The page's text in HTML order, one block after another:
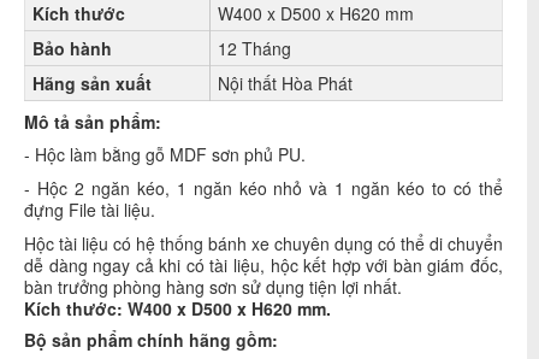
Kích thước
W400 x D500 x H620 mm
Bảo hành
12 Tháng
Hãng sản xuất
Nội thất Hòa Phát
Mô tả sản phẩm:
- Hộc làm bằng gỗ MDF sơn phủ PU.
- Hộc 2 ngăn kéo, 1 ngăn kéo nhỏ và 1 ngăn kéo to có thể
đựng File tài liệu.
Hộc tài liệu có hệ thống bánh xe chuyên dụng có thể di chuyển
dễ dàng ngay cả khi có tài liệu, hộc kết hợp với bàn giám đốc,
bàn trưởng phòng hàng sơn sử dụng tiện lợi nhất.
Kích thước: W400 x D500 x H620 mm.
Bộ sản phẩm chính hãng gồm: